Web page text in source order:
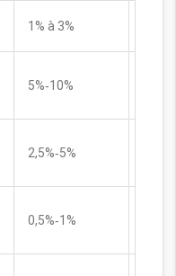
1% à 3%
5%‑10%
2,5%‑5%
0,5%‑1%